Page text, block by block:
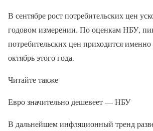
В сентябре рост потребительских цен
годовом измерении. По оценкам НБУ,
потребительских цен приходится именно
октябрь этого года.
Читайте также
Евро значительно дешевеет — НБУ
В дальнейшем инфляционный тренд